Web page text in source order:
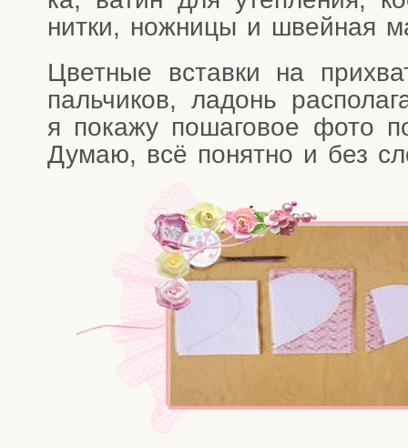
нит­ки, нож­ни­цы и швей­ная
Цвет­ные встав­ки на
паль­чи­ков, ладонь
я пока­жу поша­го­вое фото
Думаю, всё понят­но и без